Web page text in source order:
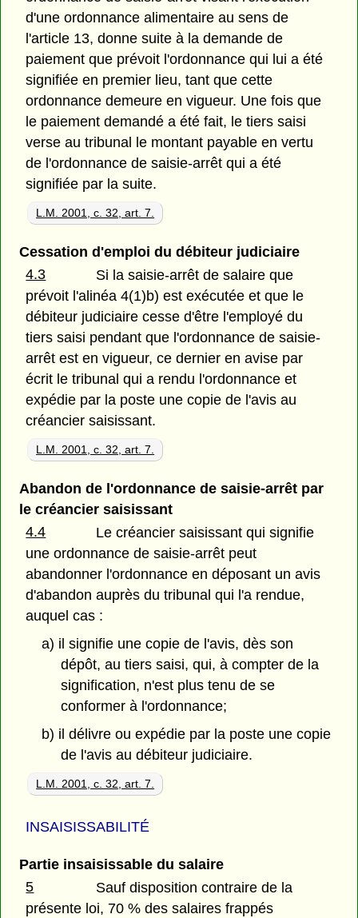
d'une ordonnance alimentaire au sens de
l'article 13, donne suite à la demande de
paiement que prévoit l'ordonnance qui lui a été
signifiée en premier lieu, tant que cette
ordonnance demeure en vigueur. Une fois que
le paiement demandé a été fait, le tiers saisi
verse au tribunal le montant payable en vertu
de l'ordonnance de saisie-arrêt qui a été
signifiée par la suite.
L.M. 2001, c. 32, art. 7.
Cessation d'emploi du débiteur judiciaire
4.3
Si la saisie-arrêt de salaire que
prévoit l'alinéa 4(1)b) est exécutée et que le
débiteur judiciaire cesse d'être l'employé du
tiers saisi pendant que l'ordonnance de saisie-
arrêt est en vigueur, ce dernier en avise par
écrit le tribunal qui a rendu l'ordonnance et
expédie par la poste une copie de l'avis au
créancier saisissant.
L.M. 2001, c. 32, art. 7.
Abandon de l'ordonnance de saisie-arrêt par
le créancier saisissant
4.4
Le créancier saisissant qui signifie
une ordonnance de saisie-arrêt peut
abandonner l'ordonnance en déposant un avis
d'abandon auprès du tribunal qui l'a rendue,
auquel cas :
a) il signifie une copie de l'avis, dès son
dépôt, au tiers saisi, qui, à compter de la
signification, n'est plus tenu de se
conformer à l'ordonnance;
b) il délivre ou expédie par la poste une copie
de l'avis au débiteur judiciaire.
L.M. 2001, c. 32, art. 7.
INSAISISSABILITÉ
Partie insaisissable du salaire
5
Sauf disposition contraire de la
présente loi, 70 % des salaires frappés